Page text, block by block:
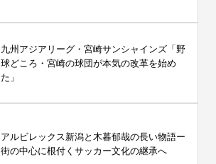
九州アジアリーグ・宮崎サンシャインズ「野
球どころ・宮崎の球団が本気の改革を始め
た」
アルビレックス新潟と木暮郁哉の長い物語ー
街の中心に根付くサッカー文化の継承へ